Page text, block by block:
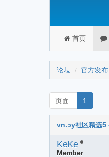
首页
论坛 官方发布
页面: 1
vn.py社区精选5
KeKe
Member